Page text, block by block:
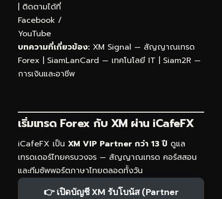
| ติดตามได้ที่
Facebook /
YouTube
บทความที่เกี่ยวข้อง: XM Signal — สัญญาณเทรด
Forex | SiamLanCard — เทคโนโลยี IT | Siam2R —
การเงินและอาชีพ
เริ่มเทรด Forex กับ XM ผ่าน iCafeFX
iCafeFX เป็น XM VIP Partner กว่า 13 ปี ดูแล
เทรดเดอร์ไทยครบวงจร — สัญญาณเทรด คอร์สสอน
และทีมซัพพอร์ตภาษาไทยตลอดทั้งวัน
👉 เปิดบัญชี XM รับโบนัส (Partner